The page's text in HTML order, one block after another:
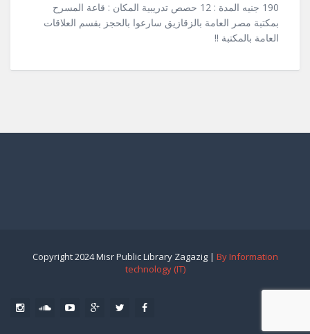
190 جنيه المدة : 12 حصص تدريبية المكان : قاعة المسرح
بمكتبة مصر العامة بالزقازيق سارعوا بالحجز بقسم العلاقات
العامة بالمكتبة !!
Copyright 2024 Misr Public Library Zagazig | By Information
technology (IT)